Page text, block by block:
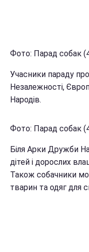
Фото: Парад собак
Учасники параду
Незалежності,
Народів.
Фото: Парад собак
Біля Арки Дружби
дітей і дорослих
Також собачники
тварин та одяг для